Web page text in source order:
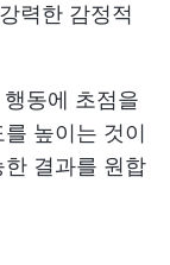
력한 감정적
동에 초점을
높이는 것이
결과를 원합